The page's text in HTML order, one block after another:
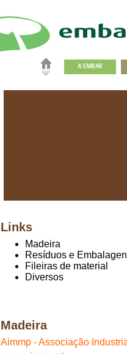
Links
Madeira
Resíduos e
Fileiras de material
Diversos
Madeira
Aimmp - Associação